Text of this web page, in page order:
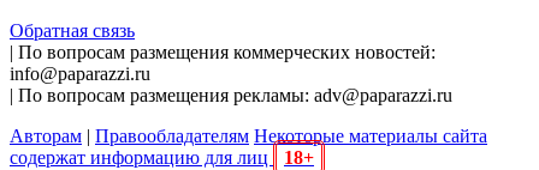
Обратная связь
| По вопросам размещения коммерческих новостей:
info@paparazzi.ru
| По вопросам размещения рекламы: adv@paparazzi.ru
Авторам | Правообладателям Некоторые материалы сайта
содержат информацию для лиц
18+